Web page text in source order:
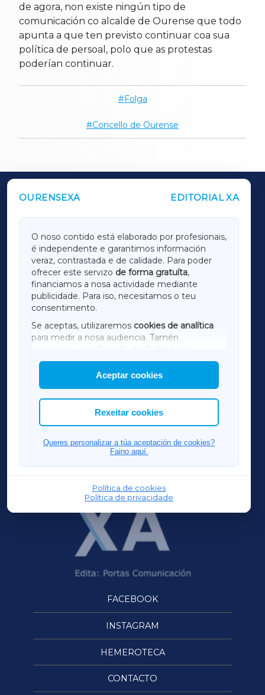
de agora, non existe ningún tipo de
comunicación co alcalde de Ourense que todo
apunta a que ten previsto continuar coa sua
política de persoal, polo que as protestas
poderían continuar.
Folga
Concello de Ourense
OURENSEXA EDITORIAL XA
O noso contido está elaborado por profesionais,
é independente e garantimos información
veraz, contrastada e de calidade. Para poder
ofrecer este servizo de forma gratuíta,
financiamos a nosa actividade mediante
publicidade. Para iso, necesitamos o teu
consentimento.
Se aceptas, utilizaremos cookies de analítica
para medir a nosa audiencia. Tamén
utilizaremos
cookies de marketing
mostrar publicidade de terceiros.
Así mesmo, podes personalizar a elección das
cookies que desexas permitir.
Aceptar cookies
Rexeitar cookies
Queres personalizar a túa aceptación de cookies?
Faino aquí.
Política de cookies
Política de privacidade
OUTROS PERIÓDICOS
LUGOXA
TERRACHAXA
AMARIÑAXA
RIBEIRASACRAXA
ACORUÑAXA
FERROLXA
OURENSEXA
FACEBOOK
INSTAGRAM
HEMEROTECA
CONTACTO